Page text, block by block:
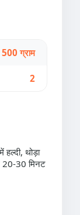
500 ग्राम
2
थोड़ा
30 मिनट